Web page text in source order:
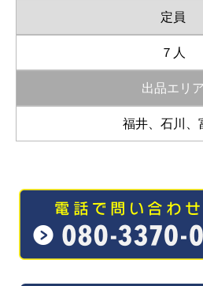
定員
７人
出品エリア
福井、石川、